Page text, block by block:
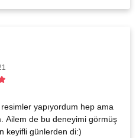
yapıyordum hep ama
Ailem de bu deneyimi görmüş
keyifli günlerden di:)